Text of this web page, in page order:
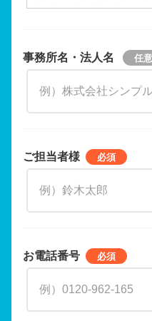
事務所名・法人名
ご担当者様
お電話番号